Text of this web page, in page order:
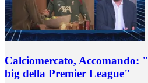
Calciomercato,
big della Premier League"